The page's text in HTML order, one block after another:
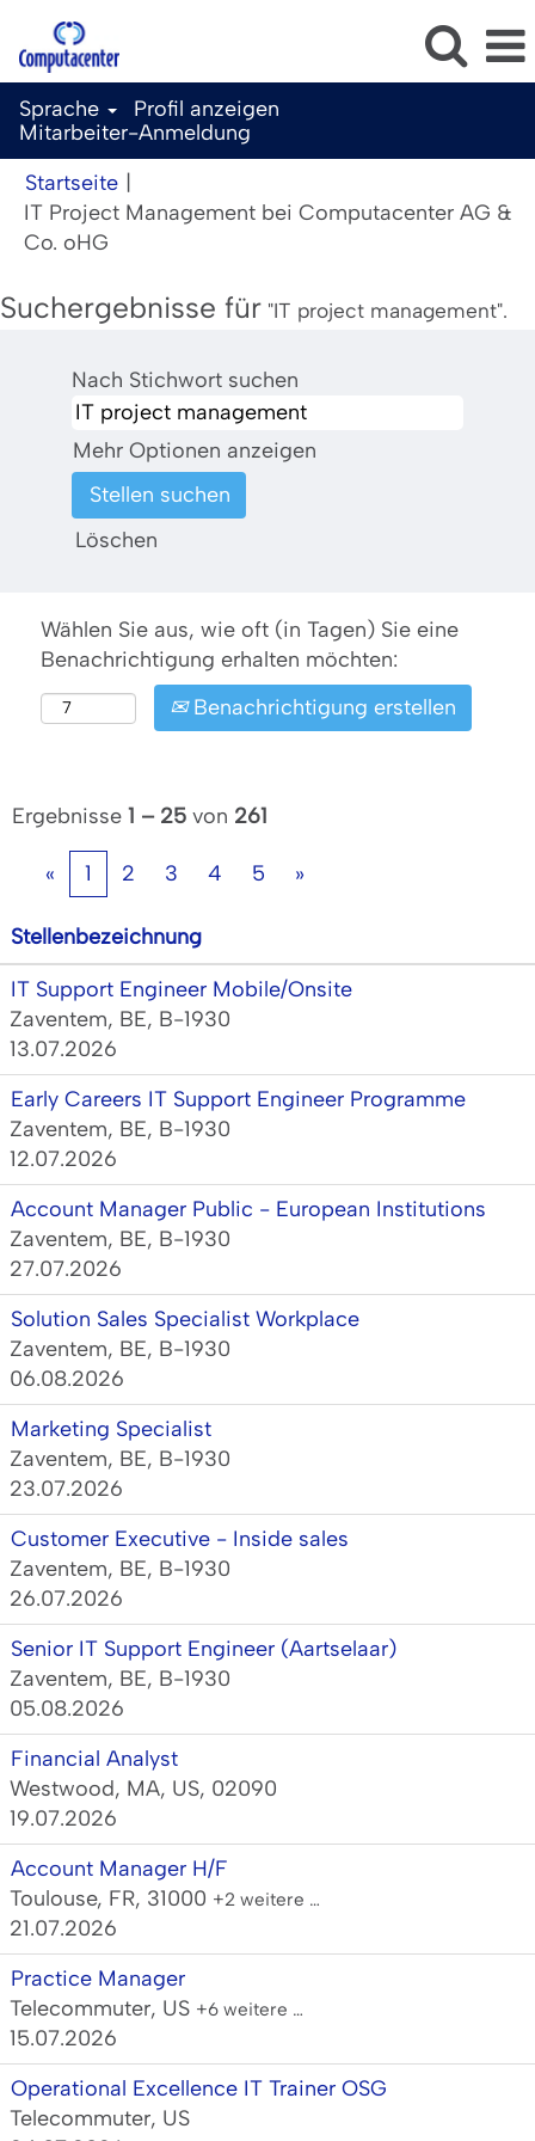
Sprache
Profil anzeigen
Mitarbeiter-Anmeldung
Startseite
IT Project Management bei Computacenter AG &
Co. oHG
Suchergebnisse für "IT project management".
Nach Stichwort suchen
Mehr Optionen anzeigen
Löschen
Wählen Sie aus, wie oft (in Tagen) Sie eine
Benachrichtigung erhalten möchten:
Benachrichtigung erstellen
Ergebnisse 1 – 25 von 261
« 1 2 3 4 5 »
Stellenbezeichnung
IT Support Engineer Mobile/Onsite
Zaventem, BE, B-1930
13.07.2026
Early Careers IT Support Engineer Programme
Zaventem, BE, B-1930
12.07.2026
Account Manager Public - European Institutions
Zaventem, BE, B-1930
27.07.2026
Solution Sales Specialist Workplace
Zaventem, BE, B-1930
06.08.2026
Marketing Specialist
Zaventem, BE, B-1930
23.07.2026
Customer Executive - Inside sales
Zaventem, BE, B-1930
26.07.2026
Senior IT Support Engineer (Aartselaar)
Zaventem, BE, B-1930
05.08.2026
Financial Analyst
Westwood, MA, US, 02090
19.07.2026
Account Manager H/F
Toulouse, FR, 31000 +2 weitere …
21.07.2026
Practice Manager
Telecommuter, US +6 weitere …
15.07.2026
Operational Excellence IT Trainer OSG
Telecommuter, US